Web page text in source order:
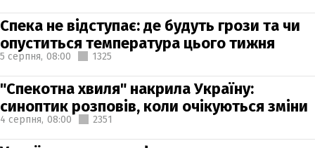
Спека не відступає: де будуть грози та чи
опуститься температура цього тижня
5 серпня, 08:00 1325
"Спекотна хвиля" накрила Україну:
синоптик розповів, коли очікуються зміни
4 серпня, 08:00 2351